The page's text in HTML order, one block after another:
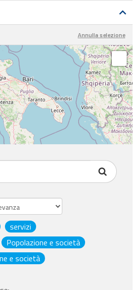
Annulla selezione
servizi
Popolazione e società
e società